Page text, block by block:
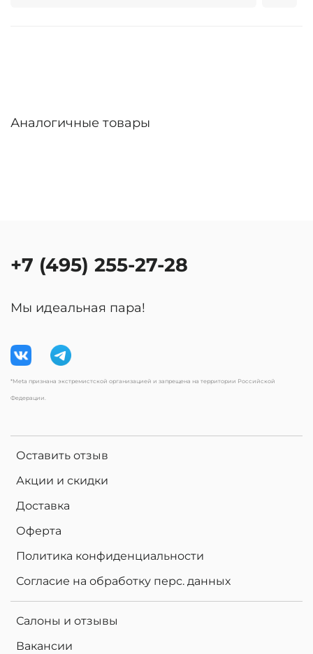
Аналогичные товары
Оставить отзыв
Акции и скидки
Доставка
Оферта
Политика конфиденциальности
Согласие на обработку перс. данных
Салоны и отзывы
Вакансии
+7 (495) 255-27-28
Мы идеальная пара!
*Meta признана экстремистской организацией и запрещена на территории Российской
Федерации.